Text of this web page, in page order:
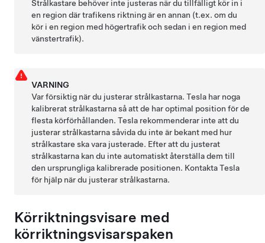
Strålkastare behöver inte justeras när du tillfälligt kör in i
en region där trafikens riktning är en annan (t.ex. om du
kör i en region med högertrafik och sedan i en region med
vänstertrafik).
VARNING
Var försiktig när du justerar strålkastarna. Tesla har noga
kalibrerat strålkastarna så att de har optimal position för de
flesta körförhållanden. Tesla rekommenderar inte att du
justerar strålkastarna såvida du inte är bekant med hur
strålkastare ska vara justerade. Efter att du justerat
strålkastarna kan du inte automatiskt återställa dem till
den ursprungliga kalibrerade positionen. Kontakta Tesla
för hjälp när du justerar strålkastarna.
Körriktningsvisare med
körriktningsvisarspaken